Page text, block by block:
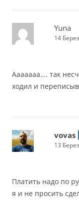
Yuna
14
Ааааааа…. так
ходил и
vovas
13
Платить надо по
я и не просить